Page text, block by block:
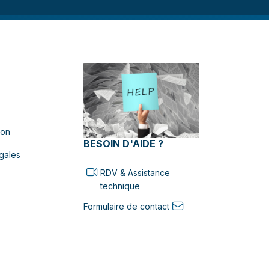
BESOIN D'AIDE ?
RDV & Assistance
technique
Formulaire de contact